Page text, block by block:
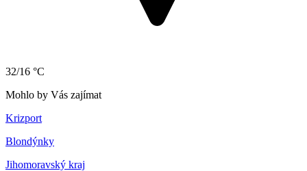
32/16 °C
Mohlo by Vás zajímat
Krizport
Blondýnky
Jihomoravský kraj